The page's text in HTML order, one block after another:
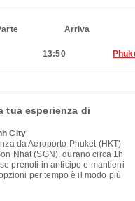
Arriva
13:50
tua esperienza di
City
da Aeroporto Phuket (HKT)
Nhat (SGN), durano circa 1h
prenoti in anticipo e mantieni
per tempo è il modo più